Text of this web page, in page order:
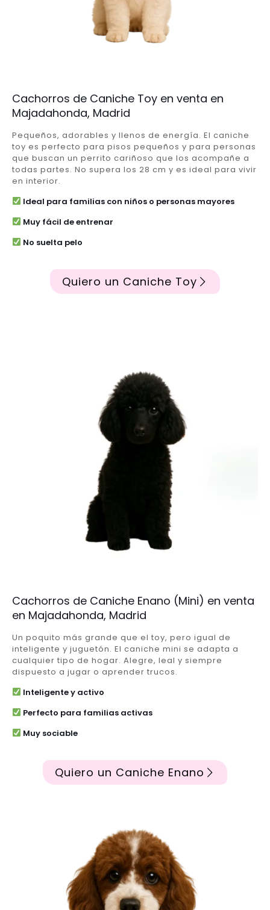
Cachorros de Caniche Toy en venta en
Majadahonda, Madrid
Pequeños, adorables y llenos de energía. El caniche
toy es perfecto para pisos pequeños y para personas
que buscan un perrito cariñoso que los acompañe a
todas partes. No supera los 28 cm y es ideal para vivir
en interior.
Ideal para familias con niños o personas mayores
Muy fácil de entrenar
No suelta pelo
Quiero un Caniche Toy
Cachorros de Caniche Enano (Mini) en venta
en Majadahonda, Madrid
Un poquito más grande que el toy, pero igual de
inteligente y juguetón. El caniche mini se adapta a
cualquier tipo de hogar. Alegre, leal y siempre
dispuesto a jugar o aprender trucos.
Inteligente y activo
Perfecto para familias activas
Muy sociable
Quiero un Caniche Enano